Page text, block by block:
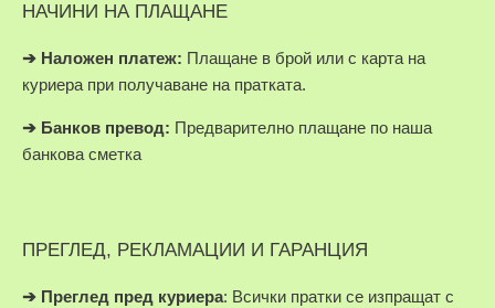
НАЧИНИ НА ПЛАЩАНЕ
➔ Наложен платеж: Плащане в брой или с карта на
куриера при получаване на пратката.
➔ Банков превод: Предварително плащане по наша
банкова сметка
ПРЕГЛЕД, РЕКЛАМАЦИИ И ГАРАНЦИЯ
➔ Преглед пред куриера: Всички пратки се изпращат с